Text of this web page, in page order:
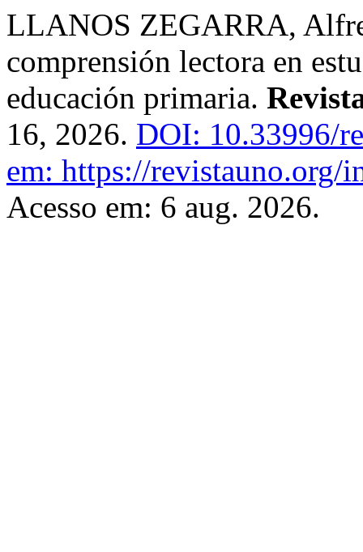
LLANOS ZEGARRA,
comprensión lectora en
educación primaria.
16, 2026. DOI: 10.33996/
em: https://revistauno.org/
Acesso em: 6 aug. 2026.